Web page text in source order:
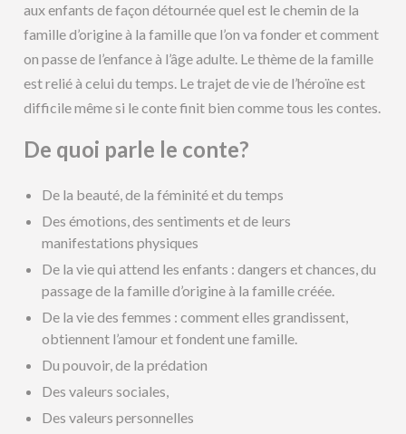
aux enfants de façon détournée quel est le chemin de la
famille d’origine à la famille que l’on va fonder et comment
on passe de l’enfance à l’âge adulte. Le thème de la famille
est relié à celui du temps. Le trajet de vie de l’héroïne est
difficile même si le conte finit bien comme tous les contes.
De quoi parle le conte?
De la beauté, de la féminité et du temps
Des émotions, des sentiments et de leurs
manifestations physiques
De la vie qui attend les enfants : dangers et chances, du
passage de la famille d’origine à la famille créée.
De la vie des femmes : comment elles grandissent,
obtiennent l’amour et fondent une famille.
Du pouvoir, de la prédation
Des valeurs sociales,
Des valeurs personnelles